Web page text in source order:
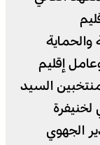
والحماية
إقليم
السيد
الجهوي